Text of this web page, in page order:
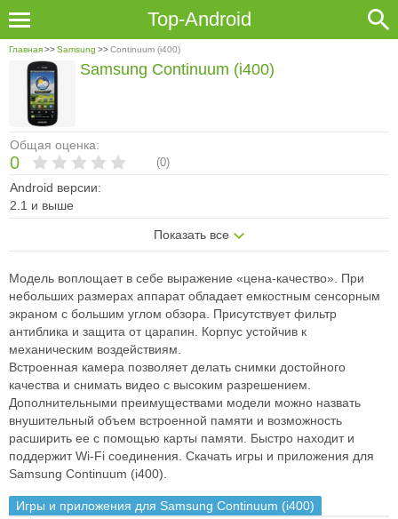
Top-Android
Главная>>Samsung >>Continuum (i400)
Общая оценка:
0 (0)
Android версии:
2.1 и выше
Показать все
Samsung Continuum (i400)
Модель воплощает в себе выражение «цена-качество». При
небольших размерах аппарат обладает емкостным сенсорным
экраном с большим углом обзора. Присутствует фильтр
антиблика и защита от царапин. Корпус устойчив к
механическим воздействиям.
Встроенная камера позволяет делать снимки достойного
качества и снимать видео с высоким разрешением.
Дополнительными преимуществами модели можно назвать
внушительный объем встроенной памяти и возможность
расширить ее с помощью карты памяти. Быстро находит и
поддержит Wi-Fi соединения. Скачать игры и приложения для
Samsung Continuum (i400).
Игры и приложения для Samsung Continuum (i400)